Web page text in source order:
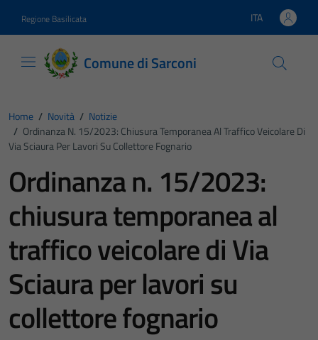
Regione Basilicata Lingua attiva:
ITA
Comune di Sarconi
Home / Novità / Notizie
/ Ordinanza N. 15/2023: Chiusura Temporanea Al Traffico Veicolare Di
Via Sciaura Per Lavori Su Collettore Fognario
Ordinanza n. 15/2023:
chiusura temporanea al
traffico veicolare di Via
Sciaura per lavori su
collettore fognario